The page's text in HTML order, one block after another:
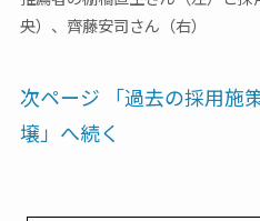
央）、齊藤安司さん（右）
次ページ 「過去の採用施
壌」へ続く